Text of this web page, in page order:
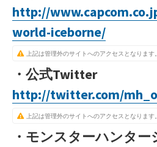
http://
world-iceborne/
上記は管理外のサイトへのアクセスとなります。
・公式Twitter
http://twitter.com/
上記は管理外のサイトへのアクセスとなります。
・モンスターハンター